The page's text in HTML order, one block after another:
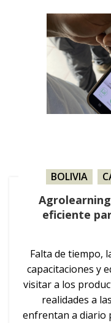
BOLIVIA
eficiente
Falta de tiempo,
capacitaciones y
visitar a los
realidades a
enfrentan a diario